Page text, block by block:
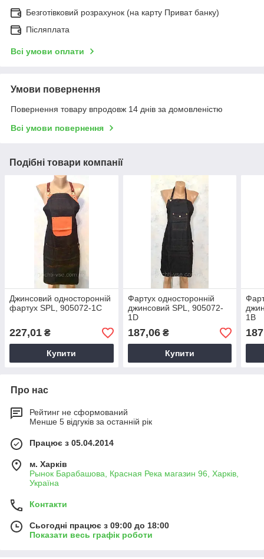
Безготівковий розрахунок (на карту Приват банку)
Післяплата
Всі умови оплати
Умови повернення
Повернення товару впродовж 14 днів за домовленістю
Всі умови повернення
Подібні товари компанії
Джинсовий односторонній
фартух SPL, 905072-1С
227,01 ₴
Купити
Фартух односторонній
джинсовий SPL, 905072-
1D
187,06₴
Купити
1В
Про нас
Рейтинг не сформований
Менше 5 відгуків за останній рік
Працює з 05.04.2014
м. Харків
Рынок Барабашова, Красная Река магазин 96, Харків,
Україна
Контакти
Сьогодні працює з 09:00 до 18:00
Показати весь графік роботи